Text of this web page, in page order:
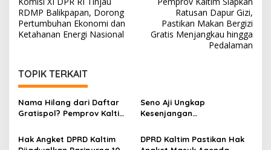
pos
RDMP Balikpapan, Dorong
Pertumbuhan Ekonomi dan
Ketahanan Energi Nasional
Ratusan Dapur Gizi,
Pastikan Makan Bergizi
Gratis Menjangkau hingga
Pedalaman
TOPIK TERKAIT
Nama Hilang dari Daftar
Gratispol? Pemprov Kaltim
Penerima
Seno Aji Ungkap
Kesenjangan
Fokus Pembangunan ke
Depan
Hak Angket DPRD Kaltim
DPRD Kaltim Pastikan Hak